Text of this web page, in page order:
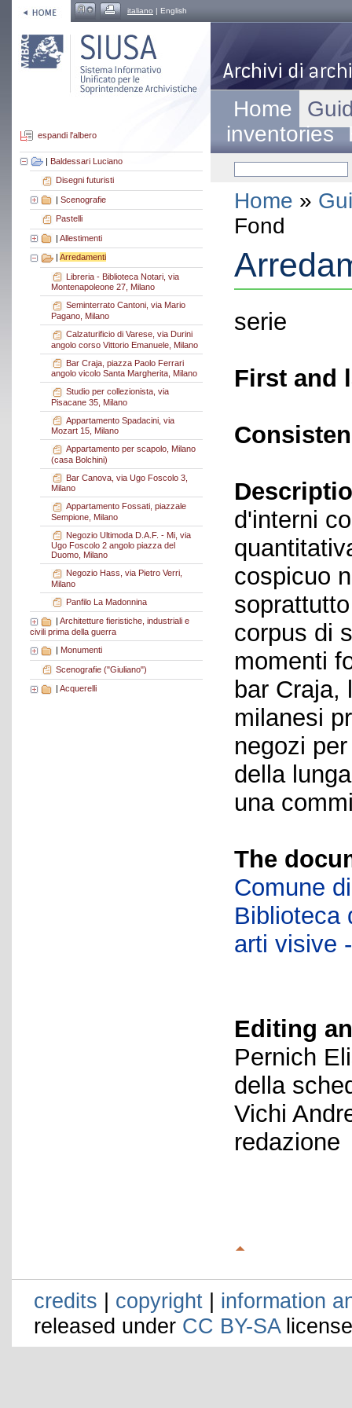
italiano | English
espandi l'albero
| Baldessari Luciano
Disegni futuristi
| Scenografie
Pastelli
| Allestimenti
Arredamenti
Libreria - Biblioteca Notari, via
Montenapoleone 27, Milano
Seminterrato Cantoni, via Mario
Pagano, Milano
Calzaturificio di Varese, via Durini
angolo corso Vittorio Emanuele, Milano
Bar Craja, piazza Paolo Ferrari
angolo vicolo Santa Margherita, Milano
Studio per collezionista, via
Pisacane 35, Milano
Appartamento Spadacini, via
Mozart 15, Milano
Appartamento per scapolo, Milano
(casa Bolchini)
Bar Canova, via Ugo Foscolo 3,
Milano
Appartamento Fossati, piazzale
Sempione, Milano
Negozio Ultimoda D.A.F. - Mi, via
Ugo Foscolo 2 angolo piazza del
Duomo, Milano
Negozio Hass, via Pietro Verri,
Milano
Panfilo La Madonnina
Architetture fieristiche, industriali e
civili prima della guerra
| Monumenti
Scenografie ("Giuliano")
| Acquerelli
Home
inventories
Home »
Fond
serie
First and
d'interni
cospicuo
corpus di
momenti
bar Craja,
milanesi
negozi
della
una
The
Comune
Biblioteca
arti visive
Editing
Pernich
della
Vichi
redazione
credits | copyright | information
released under CC BY-SA